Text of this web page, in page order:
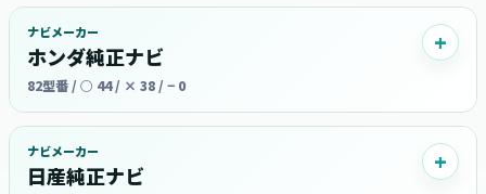
ナビメーカー
ホンダ純正ナビ
82型番 / ○ 44 / × 38 / − 0
ナビメーカー
日産純正ナビ